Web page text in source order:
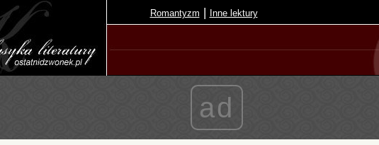
Romantyzm | Inne lektury
ad